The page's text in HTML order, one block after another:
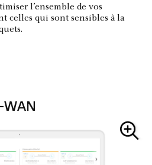
l’ensemble de vos
celles qui sont sensibles à la
WAN